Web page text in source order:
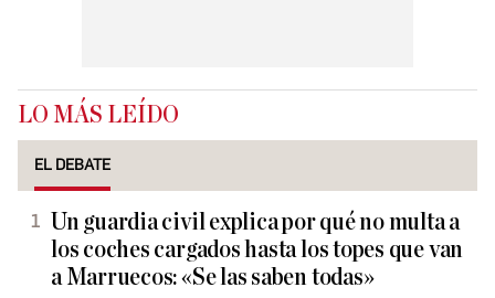
LO MÁS LEÍDO
EL DEBATE
Un guardia civil explica por qué no multa a
los coches cargados hasta los topes que van
a Marruecos: «Se las saben todas»